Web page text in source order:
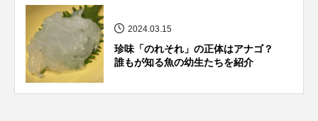
カワバタモロコ カワムツ
キジハタ キス キチヌ キヌバリ
キビナゴ キュウリエソ キンメダイ
2024.03.15
珍味「のれそれ」の正体はアナゴ？
誰もが知る魚の幼生たちを紹介